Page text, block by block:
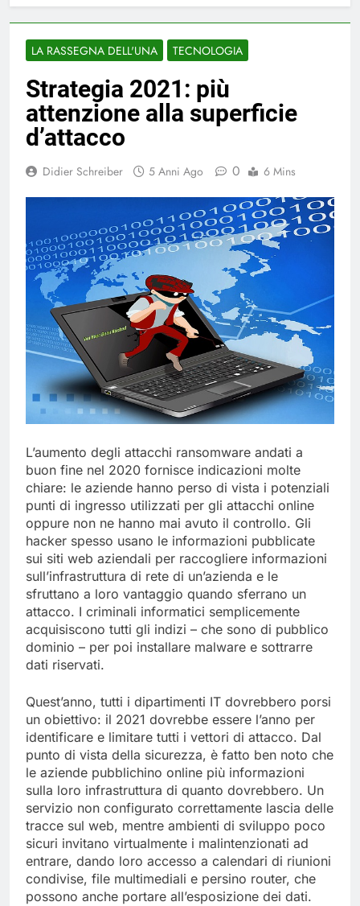
LA RASSEGNA DELL'UNA TECNOLOGIA
Strategia 2021: più
attenzione alla superficie
d’attacco
Didier Schreiber 5 Anni Ago 0 6 Mins
L’aumento degli attacchi ransomware andati a
buon fine nel 2020 fornisce indicazioni molte
chiare: le aziende hanno perso di vista i potenziali
punti di ingresso utilizzati per gli attacchi online
oppure non ne hanno mai avuto il controllo. Gli
hacker spesso usano le informazioni pubblicate
sui siti web aziendali per raccogliere informazioni
sull’infrastruttura di rete di un’azienda e le
sfruttano a loro vantaggio quando sferrano un
attacco. I criminali informatici semplicemente
acquisiscono tutti gli indizi – che sono di pubblico
dominio – per poi installare malware e sottrarre
dati riservati.
Quest’anno, tutti i dipartimenti IT dovrebbero porsi
un obiettivo: il 2021 dovrebbe essere l’anno per
identificare e limitare tutti i vettori di attacco. Dal
punto di vista della sicurezza, è fatto ben noto che
le aziende pubblichino online più informazioni
sulla loro infrastruttura di quanto dovrebbero. Un
servizio non configurato correttamente lascia delle
tracce sul web, mentre ambienti di sviluppo poco
sicuri invitano virtualmente i malintenzionati ad
entrare, dando loro accesso a calendari di riunioni
condivise, file multimediali e persino router, che
possono anche portare all’esposizione dei dati.